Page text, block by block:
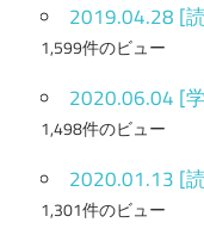
2019.04.28 [
1,599件のビュー
2020.06.04 [
1,498件のビュー
2020.01.13 [
1,301件のビュー